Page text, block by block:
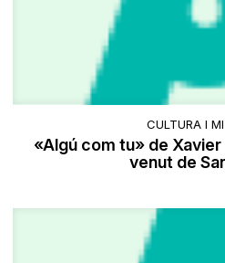
CULTURA I
«Algú com tu» de
venut de